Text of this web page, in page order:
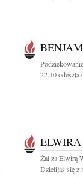
22.10
Żal za Elwirą
Dzieliłaś się z